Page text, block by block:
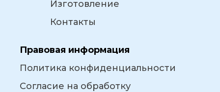
Изготовление
Контакты
Правовая информация
Политика конфиденциальности
Согласие на обработку